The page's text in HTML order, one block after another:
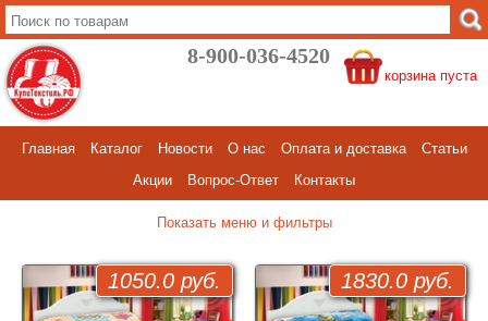
корзина пуста
8-900-036-4520
Главная Каталог Новости О нас Оплата и доставка
Статьи
Акции
Вопрос-Ответ Контакты
меню и фильтры
1050.0 руб. 1830.0 руб.